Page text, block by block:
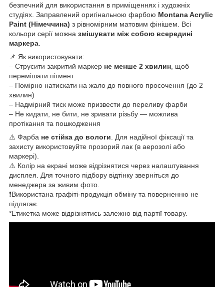
безпечний для використання в приміщеннях і художніх
студіях. Заправлений оригінальною фарбою Montana Acrylic
Paint (Німеччина) з рівномірним матовим фінішем. Всі
кольори серії можна змішувати між собою всередині
маркера
📌 Як використовувати:
– Струсити закритий маркер не менше 2 хвилин , щоб
перемішати пігмент
– Помірно натискати на жало до повного просочення (до 2
хвилин)
– Надмірний тиск може призвести до переливу фарби
– Не кидати, не бити, не зривати різьбу — можлива
протікання та пошкодження
⚠️ Фарба не стійка до вологи . Для надійної фіксації та
захисту використовуйте прозорий лак (в аерозолі або
маркері).
⚠️ Колір на екрані може відрізнятися через налаштування
дисплея. Для точного підбору відтінку зверніться до
менеджера за живим фото.
❗Використана графіті-продукція обміну та поверненню не
підлягає.
*Етикетка може відрізнятись залежно від партії товару.